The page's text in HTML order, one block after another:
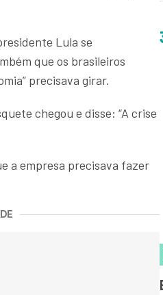
Lula se
que os brasileiros
precisava girar.
chegou e disse: “A crise
a empresa precisava fazer